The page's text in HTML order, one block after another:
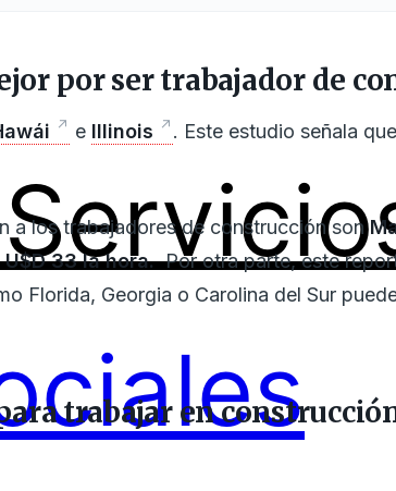
por ser trabajador de
e Illinois
. Este estudio señala
a los trabajadores de construcción son
U$D 33 la hora.Por otra parte, este
Florida, Georgia o Carolina del Sur
trabajar en